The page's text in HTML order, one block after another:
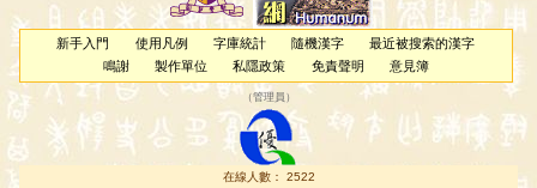
新手入門 使用凡例 字庫統計 隨機漢字
最近被搜索的漢字
鳴謝
製作單位 私隱政策 免責聲明 意見簿
（管理員 ）
在線人數： 2522